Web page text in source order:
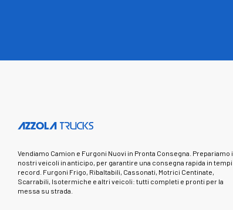
Vendiamo Camion e Furgoni Nuovi in Pronta Consegna. Prepariamo i
nostri veicoli in anticipo, per garantire una consegna rapida in tempi
record. Furgoni Frigo, Ribaltabili, Cassonati, Motrici Centinate,
Scarrabili, Isotermiche e altri veicoli: tutti completi e pronti per la
messa su strada.